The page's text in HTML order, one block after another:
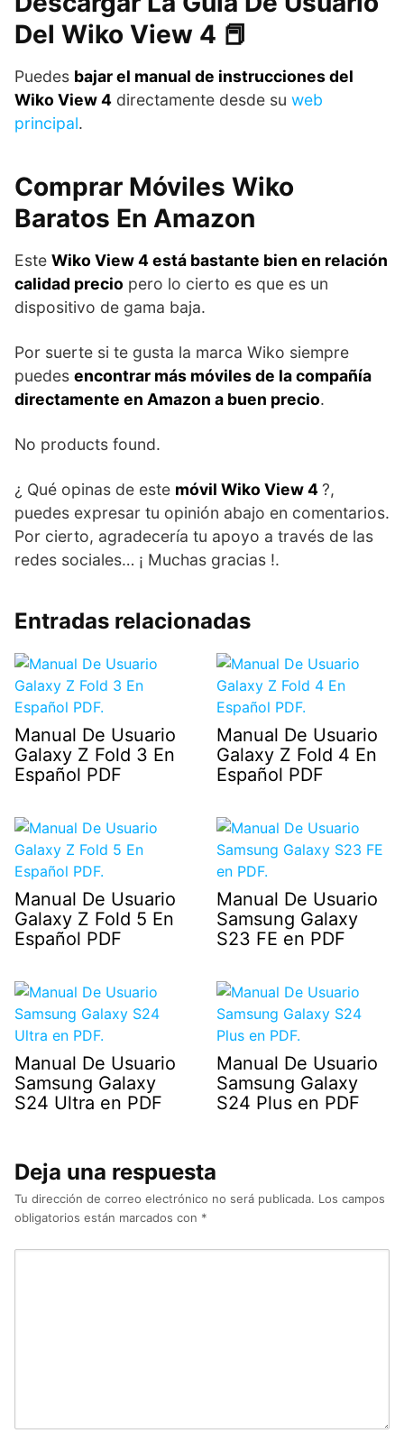
Del Wiko View 4 📕
Puedes bajar el manual de instrucciones del
Wiko View 4 directamente desde su web
principal.
Comprar Móviles Wiko
Baratos En Amazon
Este Wiko View 4 está bastante bien en relación
calidad precio pero lo cierto es que es un
dispositivo de gama baja.
Por suerte si te gusta la marca Wiko siempre
puedes encontrar más móviles de la compañía
directamente en Amazon a buen precio.
No products found.
¿ Qué opinas de este móvil Wiko View 4 ?,
puedes expresar tu opinión abajo en comentarios.
Por cierto, agradecería tu apoyo a través de las
redes sociales… ¡ Muchas gracias !.
Entradas relacionadas
Manual De Usuario
Galaxy Z Fold 3 En
Español PDF
Manual De Usuario
Galaxy Z Fold 4 En
Español PDF
Manual De Usuario
Galaxy Z Fold 5 En
Español PDF
Manual De Usuario
Samsung Galaxy
S23 FE en PDF
Manual De Usuario
Samsung Galaxy
S24 Ultra en PDF
Manual De Usuario
Samsung Galaxy
S24 Plus en PDF
Deja una respuesta
Tu dirección de correo electrónico no será publicada. Los campos
obligatorios están marcados con *